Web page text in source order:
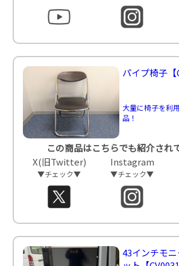
パイプ椅子【
大量に椅子を利
品！
この商品はこちらでも紹介され
X(旧Twitter)
▼チェック▼
Instagram
▼チェック▼
43インチモ